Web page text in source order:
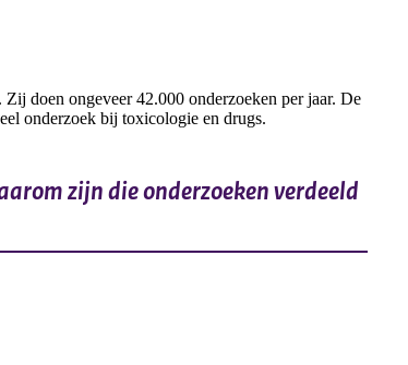
doen ongeveer 42.000 onderzoeken per jaar. De
onderzoek bij toxicologie en drugs.
zijn die onderzoeken verdeeld